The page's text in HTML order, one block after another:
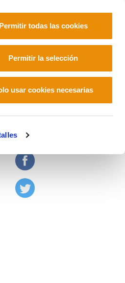
Permitir todas las cookies
Permitir la selección
usar cookies necesarias